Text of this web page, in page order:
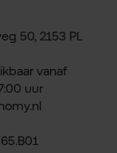
50, 2153 PL
vanaf
uur